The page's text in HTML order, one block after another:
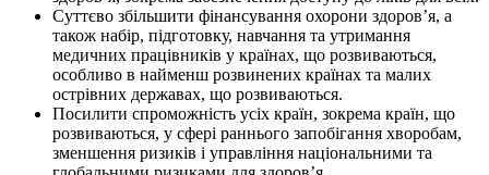
Суттєво збільшити фінансування охорони здоров’я, а
також набір, підготовку, навчання та утримання
медичних працівників у країнах, що розвиваються,
особливо в найменш розвинених країнах та малих
острівних державах, що розвиваються.
Посилити спроможність усіх країн, зокрема країн, що
розвиваються, у сфері раннього запобігання хворобам,
зменшення ризиків і управління національними та